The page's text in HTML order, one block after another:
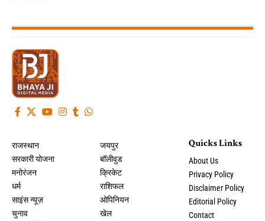
राजस्थान
सरकारी योजना
मनोरंजन
धर्म
साइंस न्यूज़
चुनाव
जयपुर
बॉलीवुड
क्रिकेट
राशिफल
ओपिनियन
खेल
Quicks Links
About Us
Privacy Policy
Disclaimer Policy
Editorial Policy
Contact